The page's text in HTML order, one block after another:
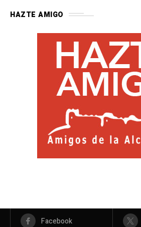
HAZTE AMIGO
Facebook